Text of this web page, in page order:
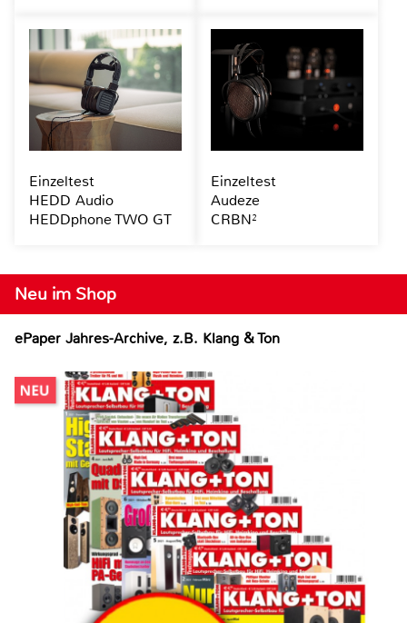
Neu im Shop
ePaper Jahres-Archive, z.B. Klang & Ton
Einzeltest
HEDD Audio
HEDDphone TWO GT
Einzeltest
Audeze
CRBN²